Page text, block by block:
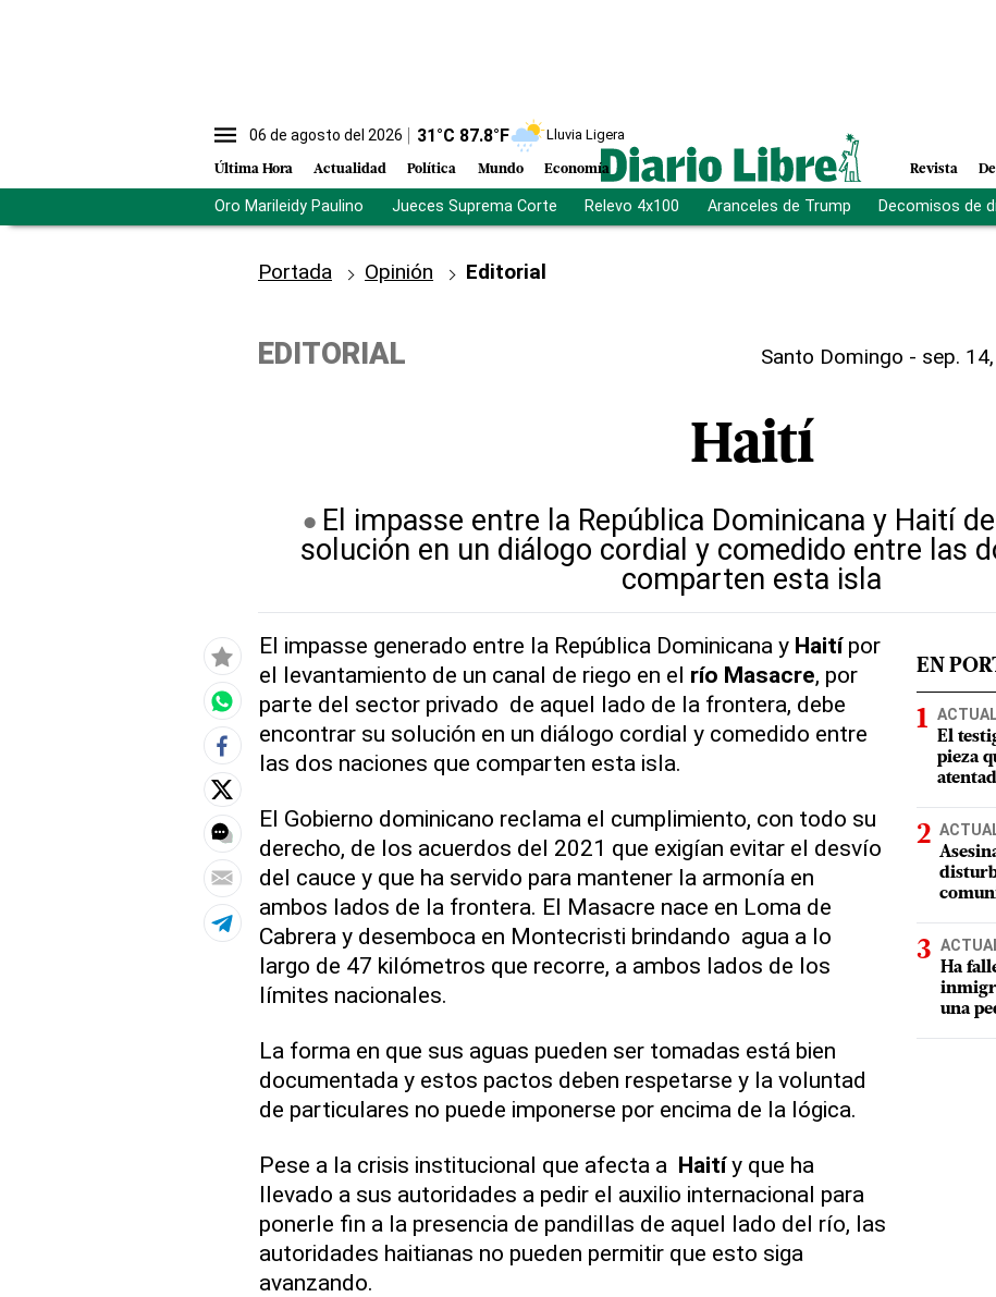
06 de agosto del 2026 31°C 87.8°F Lluvia Ligera
Última Hora Actualidad Política Mundo Economía Revista
Oro Marileidy Paulino Jueces Suprema Corte Relevo 4x100 Aranceles de Trump Decomisos de
Portada Opinión Editorial
EDITORIAL
Santo Domingo - sep.
Haití
El impasse entre la República Dominicana y Haití
solución en un diálogo cordial y comedido entre las
comparten esta isla
El impasse generado entre la República Dominicana y Haitípor
el levantamiento de un canal de riego en el río Masacre, por
parte del sector privado de aquel lado de la frontera, debe
encontrar su solución en un diálogo cordial y comedido entre
las dos naciones que comparten esta isla.
El Gobierno dominicano reclama el cumplimiento, con todo su
derecho, de los acuerdos del 2021 que exigían evitar el desvío
del cauce y que ha servido para mantener la armonía en
ambos lados de la frontera. El Masacre nace en Loma de
Cabrera y desemboca en Montecristi brindando agua a lo
largo de 47 kilómetros que recorre, a ambos lados de los
límites nacionales.
La forma en que sus aguas pueden ser tomadas está bien
documentada y estos pactos deben respetarse y la voluntad
de particulares no puede imponerse por encima de la lógica.
Pese a la crisis institucional que afecta a Haitíy que ha
llevado a sus autoridades a pedir el auxilio internacional para
ponerle fin a la presencia de pandillas de aquel lado del río, las
autoridades haitianas no pueden permitir que esto siga
avanzando.
EN
El
pieza
Ha
una